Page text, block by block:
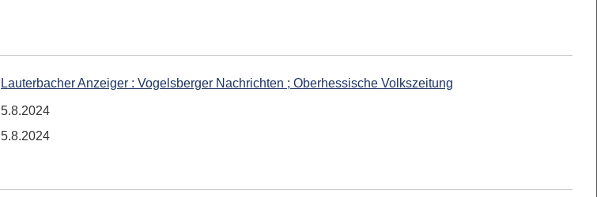
Lauterbacher Anzeiger : Vogelsberger Nachrichten ; Oberhessische Volkszeitung
5.8.2024
5.8.2024